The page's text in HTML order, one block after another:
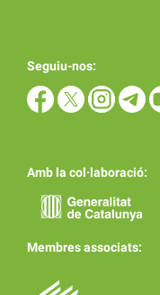
Seguiu-nos:
Amb la col·laboració:
Membres associats: